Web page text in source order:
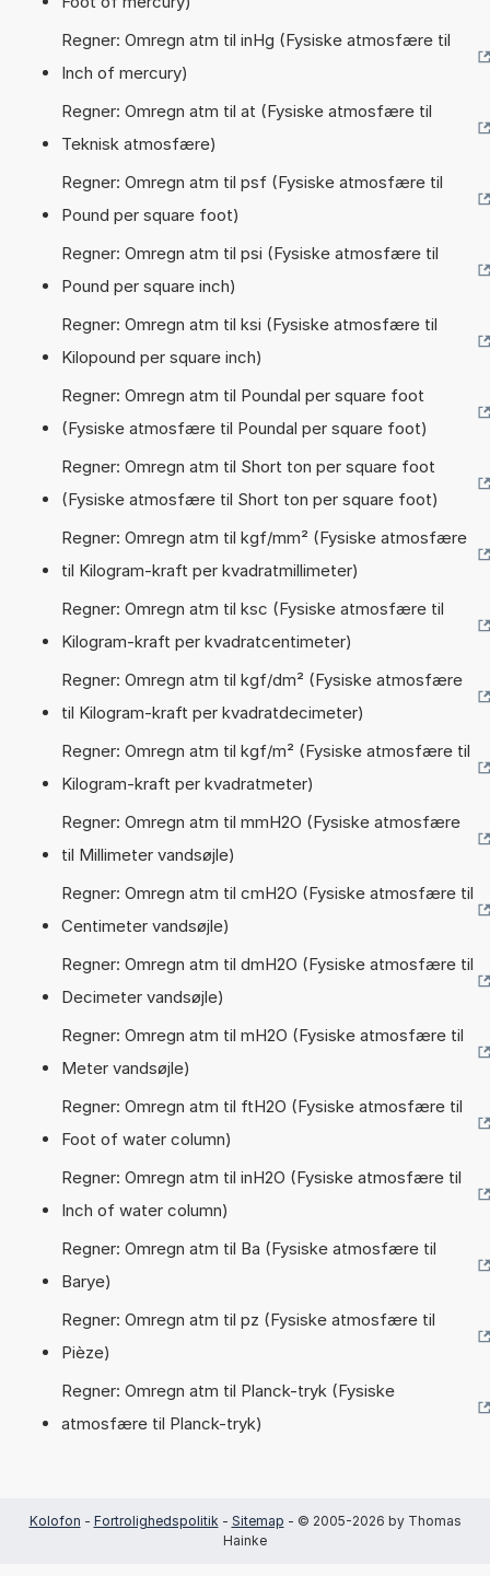
Regner: Omregn atm til inHg (Fysiske atmosfære til
Inch of mercury)
Regner: Omregn atm til at (Fysiske atmosfære til
Teknisk atmosfære)
Regner: Omregn atm til psf (Fysiske atmosfære til
Pound per square foot)
Regner: Omregn atm til psi (Fysiske atmosfære til
Pound per square inch)
Regner: Omregn atm til ksi (Fysiske atmosfære til
Kilopound per square inch)
Regner: Omregn atm til Poundal per square foot
(Fysiske atmosfære til Poundal per square foot)
Regner: Omregn atm til Short ton per square foot
(Fysiske atmosfære til Short ton per square foot)
Regner: Omregn atm til kgf/mm² (Fysiske atmosfære
til Kilogram-kraft per kvadratmillimeter)
Regner: Omregn atm til ksc (Fysiske atmosfære til
Kilogram-kraft per kvadratcentimeter)
Regner: Omregn atm til kgf/dm² (Fysiske atmosfære
til Kilogram-kraft per kvadratdecimeter)
Regner: Omregn atm til kgf/m² (Fysiske atmosfære til
Kilogram-kraft per kvadratmeter)
Regner: Omregn atm til mmH2O (Fysiske atmosfære
til Millimeter vandsøjle)
Regner: Omregn atm til cmH2O (Fysiske atmosfære til
Centimeter vandsøjle)
Regner: Omregn atm til dmH2O (Fysiske atmosfære til
Decimeter vandsøjle)
Regner: Omregn atm til mH2O (Fysiske atmosfære til
Meter vandsøjle)
Regner: Omregn atm til ftH2O (Fysiske atmosfære til
Foot of water column)
Regner: Omregn atm til inH2O (Fysiske atmosfære til
Inch of water column)
Regner: Omregn atm til Ba (Fysiske atmosfære til
Barye)
Regner: Omregn atm til pz (Fysiske atmosfære til
Pièze)
Regner: Omregn atm til Planck-tryk (Fysiske
atmosfære til Planck-tryk)
Kolofon - Fortrolighedspolitik - Sitemap - © 2005-2026 by Thomas
Hainke